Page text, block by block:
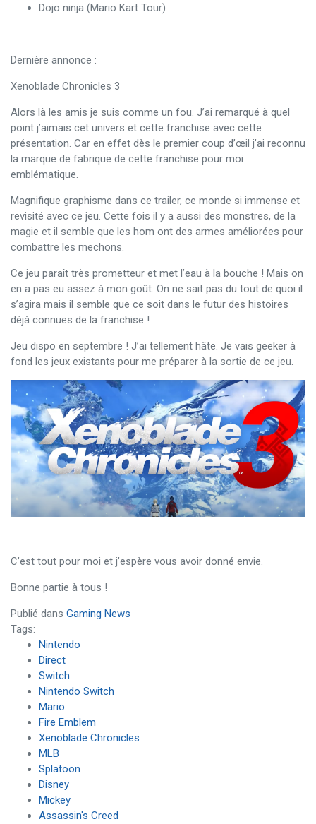
Dojo ninja (Mario Kart Tour)
Dernière annonce :
Xenoblade Chronicles 3
Alors là les amis je suis comme un fou. J’ai remarqué à quel
point j’aimais cet univers et cette franchise avec cette
présentation. Car en effet dès le premier coup d’œil j’ai reconnu
la marque de fabrique de cette franchise pour moi
emblématique.
Magnifique graphisme dans ce trailer, ce monde si immense et
revisité avec ce jeu. Cette fois il y a aussi des monstres, de la
magie et il semble que les hom ont des armes améliorées pour
combattre les mechons.
Ce jeu paraît très prometteur et met l’eau à la bouche ! Mais on
en a pas eu assez à mon goût. On ne sait pas du tout de quoi il
s’agira mais il semble que ce soit dans le futur des histoires
déjà connues de la franchise !
Jeu dispo en septembre ! J’ai tellement hâte. Je vais geeker à
fond les jeux existants pour me préparer à la sortie de ce jeu.
C’est tout pour moi et j’espère vous avoir donné envie.
Bonne partie à tous !
Publié dans Gaming News
Tags:
Nintendo
Direct
Switch
Nintendo Switch
Mario
Fire Emblem
Xenoblade Chronicles
MLB
Splatoon
Disney
Mickey
Assassin's Creed